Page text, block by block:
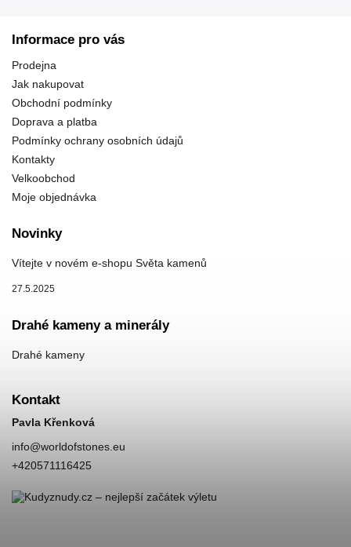
Informace pro vás
Prodejna
Jak nakupovat
Obchodní podmínky
Doprava a platba
Podmínky ochrany osobních údajů
Kontakty
Velkoobchod
Moje objednávka
Novinky
Vítejte v novém e-shopu Světa kamenů
27.5.2025
Drahé kameny a minerály
Drahé kameny
Kontakt
Pavla Křenková
info@worldofstones.eu
+420571116425